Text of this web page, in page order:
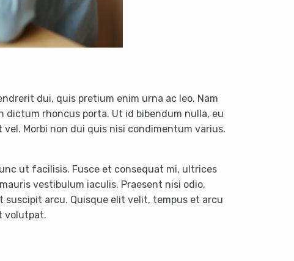
dui, quis pretium enim urna ac leo. Nam
dictum rhoncus porta. Ut id bibendum nulla, eu
Morbi non dui quis nisi condimentum varius.
ut facilisis. Fusce et consequat mi, ultrices
vestibulum iaculis. Praesent nisi odio,
arcu. Quisque elit velit, tempus et arcu
volutpat.